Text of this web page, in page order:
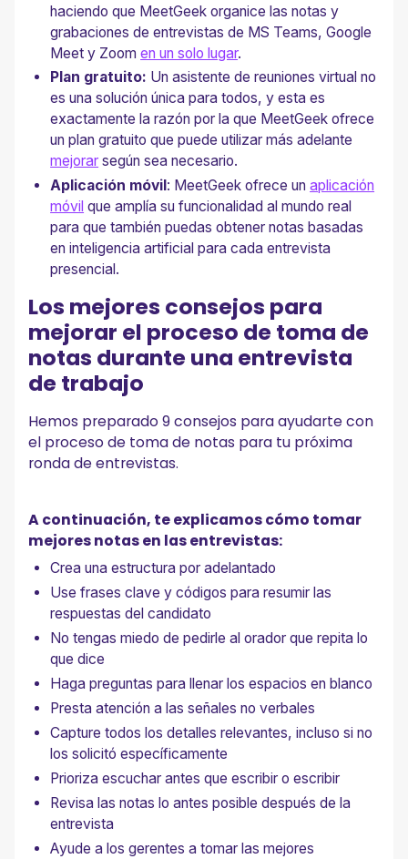
haciendo que MeetGeek organice las notas y
grabaciones de entrevistas de MS Teams, Google
Meet y Zoomen un solo lugar.
Plan gratuito: Un asistente de reuniones virtual no
es una solución única para todos, y esta es
exactamente la razón por la que MeetGeek ofrece
un plan gratuito que puede utilizar más adelante
mejorar según sea necesario.
Aplicación móvil : MeetGeek ofrece unaplicación
móvil que amplía su funcionalidad al mundo real
para que también puedas obtener notas basadas
en inteligencia artificial para cada entrevista
presencial.
Los mejores consejos para
mejorar el proceso de toma de
notas durante una entrevista
de trabajo
Hemos preparado 9 consejos para ayudarte con
el proceso de toma de notas para tu próxima
ronda de entrevistas.
A continuación, te explicamos cómo tomar
mejores notas en las entrevistas:
Crea una estructura por adelantado
Use frases clave y códigos para resumir las
respuestas del candidato
No tengas miedo de pedirle al orador que repita lo
que dice
Haga preguntas para llenar los espacios en blanco
Presta atención a las señales no verbales
Capture todos los detalles relevantes, incluso si no
los solicitó específicamente
Prioriza escuchar antes que escribir o escribir
Revisa las notas lo antes posible después de la
entrevista
Ayude a los gerentes a tomar las mejores